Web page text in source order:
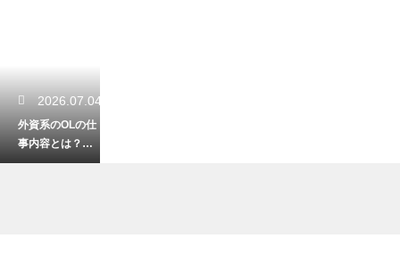
2026.07.04
外資系のOLの仕
事内容とは？日
系企業との文化